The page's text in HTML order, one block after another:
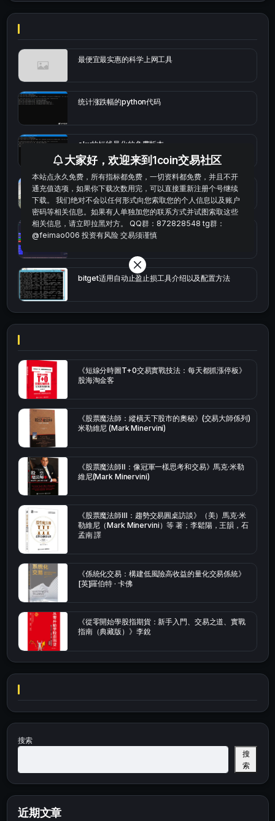
最便宜最实惠的科学上网工具
统计涨跌幅的python代码
okx的短线量化的免费版本
bybit安卓端
Multi-indicator Resonance 多指标共振趋势自动交
易系统（持续更新）
bitget适用自动止盈止损工具介绍以及配置方法
《短線分時圖T+0交易實戰技法：每天都抓漲停板》
股海淘金客
《股票魔法師：縱橫天下股市的奧秘》(交易大師係列)
米勒維尼 (Mark Minervini)
《股票魔法師Ⅱ：像冠軍一樣思考和交易》馬克·米勒
維尼(Mark Minervini)
《股票魔法師Ⅲ：趨勢交易圓桌訪談》（美）馬克·米
勒維尼（Mark Minervini）等 著；李鬆陽，王韻，石
孟南 譯
《係統化交易：構建低風險高收益的量化交易係統》
[英]羅伯特 · 卡佛
《從零開始學股指期貨：新手入門、交易之道、實戰
指南（典藏版）》李銳
搜索
搜
索
近期文章
大家好，欢迎来到1coin交易社区
本站点永久免费，所有指标都免费，一切资料都免费，并且不开
通充值选项，如果你下载次数用完，可以直接重新注册个号继续
下载。 我们绝对不会以任何形式向您索取您的个人信息以及账户
密码等相关信息。如果有人单独加您的联系方式并试图索取这些
相关信息，请立即拉黑对方。 QQ群：872828548 tg群：
@feimao006 投资有风险 交易须谨慎